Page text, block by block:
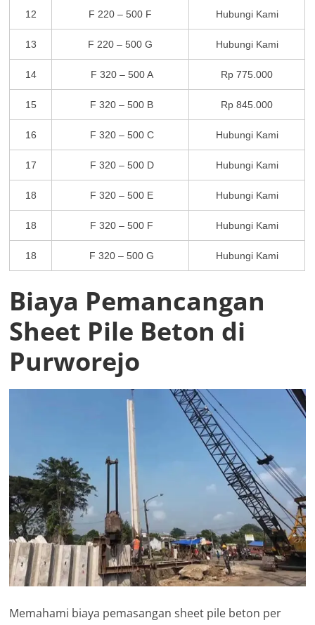
12 F 220 – 500 F Hubungi Kami
13 F 220 – 500 G Hubungi Kami
14 F 320 – 500 A Rp 775.000
15 F 320 – 500 B Rp 845.000
16 F 320 – 500 C Hubungi Kami
17 F 320 – 500 D Hubungi Kami
18 F 320 – 500 E Hubungi Kami
18 F 320 – 500 F Hubungi Kami
18 F 320 – 500 G Hubungi Kami
Biaya Pemancangan
Sheet Pile Beton di
Purworejo
Memahami biaya pemasangan sheet pile beton per